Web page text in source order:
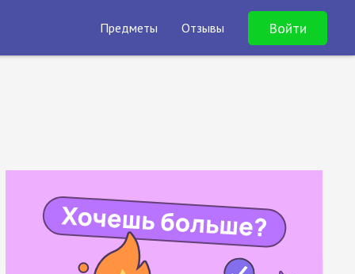
Предметы Отзывы Войти